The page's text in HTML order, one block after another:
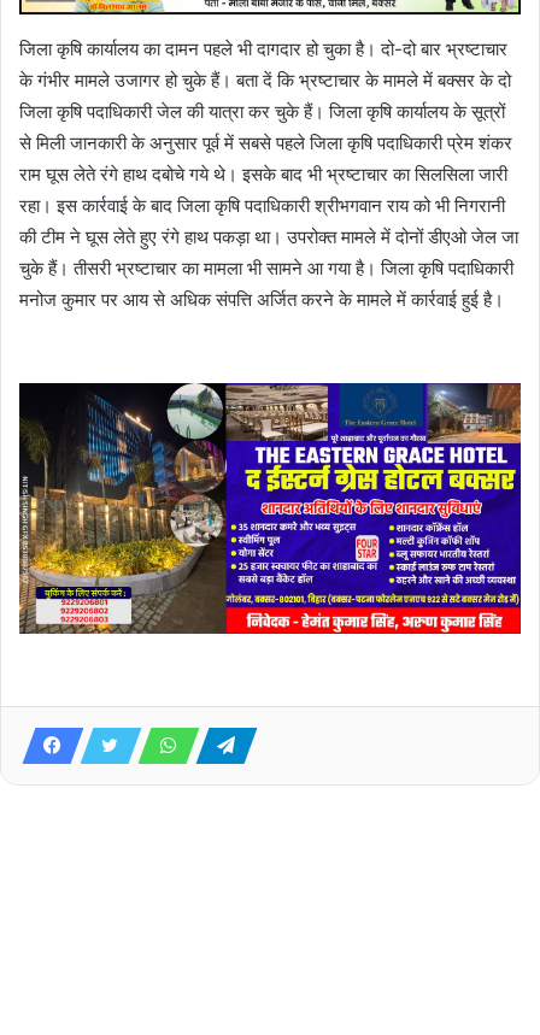
जिला कृषि कार्यालय का दामन पहले भी दागदार हो चुका है। दो-दो बार भ्रष्टाचार
के गंभीर मामले उजागर हो चुके हैं। बता दें कि भ्रष्टाचार के मामले में बक्सर के दो
जिला कृषि पदाधिकारी जेल की यात्रा कर चुके हैं। जिला कृषि कार्यालय के सूत्रों
से मिली जानकारी के अनुसार पूर्व में सबसे पहले जिला कृषि पदाधिकारी प्रेम शंकर
राम घूस लेते रंगे हाथ दबोचे गये थे। इसके बाद भी भ्रष्टाचार का सिलसिला जारी
रहा। इस कार्रवाई के बाद जिला कृषि पदाधिकारी श्रीभगवान राय को भी निगरानी
की टीम ने घूस लेते हुए रंगे हाथ पकड़ा था। उपरोक्त मामले में दोनों डीएओ जेल जा
चुके हैं। तीसरी भ्रष्टाचार का मामला भी सामने आ गया है। जिला कृषि पदाधिकारी
मनोज कुमार पर आय से अधिक संपत्ति अर्जित करने के मामले में कार्रवाई हुई है।